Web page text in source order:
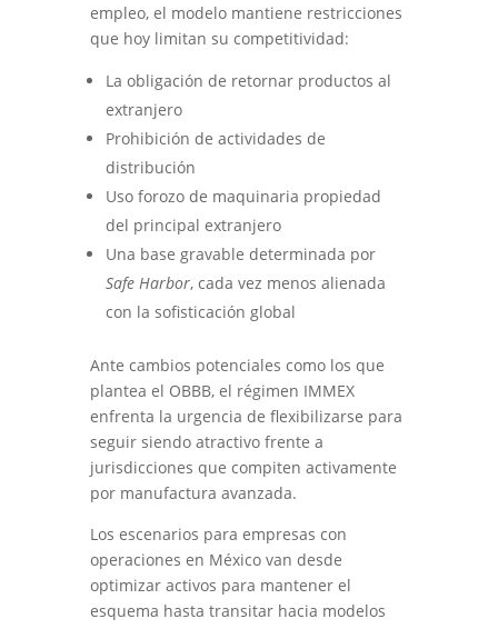
empleo, el modelo mantiene restricciones
que hoy limitan su competitividad:
La obligación de retornar productos al
extranjero
Prohibición de actividades de
distribución
Uso forozo de maquinaria propiedad
del principal extranjero
Una base gravable determinada por
Safe Harbor, cada vez menos alienada
con la sofisticación global
Ante cambios potenciales como los que
plantea el OBBB, el régimen IMMEX
enfrenta la urgencia de flexibilizarse para
seguir siendo atractivo frente a
jurisdicciones que compiten activamente
por manufactura avanzada.
Los escenarios para empresas con
operaciones en México van desde
optimizar activos para mantener el
esquema hasta transitar hacia modelos